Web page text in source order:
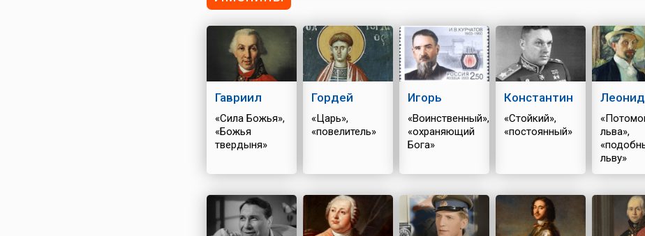
Гавриил
«Сила Божья»,
«Божья
твердыня»
Гордей
«Царь»,
«повелитель»
Игорь
«Воинственный»,
«охраняющий
Бога»
Константин
«Стойкий»,
«постоянный»
Леонид
льва»,
льву»